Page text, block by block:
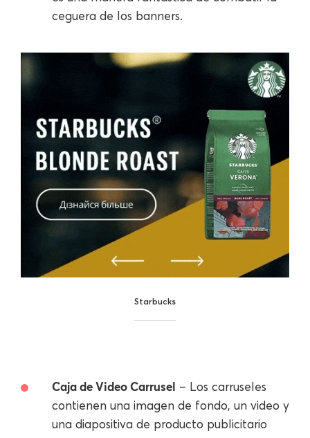
ceguera de los banners.
Starbucks
Caja de Video Carrusel – Los carruseles
contienen una imagen de fondo, un video y
una diapositiva de producto publicitario